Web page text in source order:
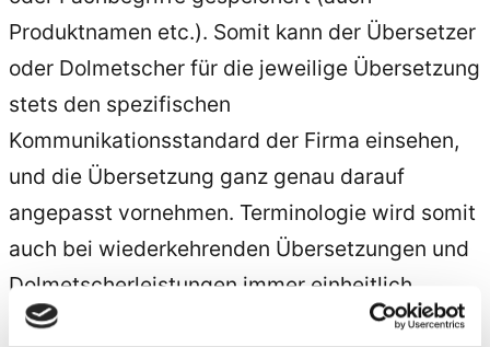
Produktnamen etc.). Somit kann der Übersetzer
oder Dolmetscher für die jeweilige Übersetzung
stets den spezifischen
Kommunikationsstandard der Firma einsehen,
und die Übersetzung ganz genau darauf
angepasst vornehmen. Terminologie wird somit
auch bei wiederkehrenden Übersetzungen und
Dolmetscherleistungen immer einheitlich
verwendet. Die Pflege eines solchen Glossars